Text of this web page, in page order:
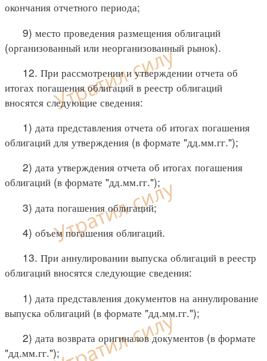
окончания отчетного периода;
9) место проведения размещения облигаций
(организованный или неорганизованный рынок).
12. При рассмотрении и утверждении отчета об
итогах погашения облигаций в реестр облигаций
вносятся следующие сведения:
1) дата представления отчета об итогах погашения
облигаций для утверждения (в формате "дд.мм.гг.");
2) дата утверждения отчета об итогах погашения
облигаций (в формате "дд.мм.гг.");
3) дата погашения облигаций;
4) объем погашения облигаций.
13. При аннулировании выпуска облигаций в реестр
облигаций вносятся следующие сведения:
1) дата представления документов на аннулирование
выпуска облигаций (в формате "дд.мм.гг.");
2) дата возврата оригиналов документов (в формате
"дд.мм.гг.");